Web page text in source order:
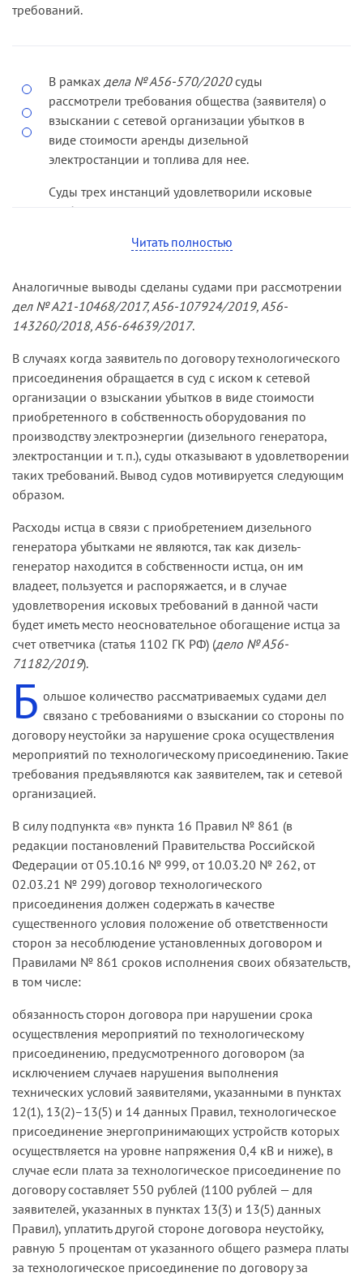
требований.
В рамках дела № А56-570/2020суды
рассмотрели требования общества (заявителя) о
взыскании с сетевой организации убытков в
виде стоимости аренды дизельной
электростанции и топлива для нее.
Суды трех инстанций удовлетворили исковые
требования полностью, так как установили
является основанием для взыскания убытков в
сослались на судебные акты по другим делам, в
рамках которых установлен факт нарушения
сетевой организацией своих обязательств по
доказательствами, обосновывающими размер
убытков, товарные накладные, платежные
поручения, акты сверок, акты о списании
дизельного топлива.
Читать полностью
Аналогичные выводы сделаны судами при рассмотрении
дел № А21-10468/2017, А56-107924/2019, А56-
143260/2018, А56-64639/2017.
В случаях когда заявитель по договору технологического
присоединения обращается в суд с иском к сетевой
организации о взыскании убытков в виде стоимости
приобретенного в собственность оборудования по
производству электроэнергии (дизельного генератора,
электростанции и т. п.), суды отказывают в удовлетворении
таких требований. Вывод судов мотивируется следующим
образом.
Расходы истца в связи с приобретением дизельного
генератора убытками не являются, так как дизель-
генератор находится в собственности истца, он им
владеет, пользуется и распоряжается, и в случае
удовлетворения исковых требований в данной части
будет иметь место неосновательное обогащение истца за
счет ответчика (статья 1102 ГК РФ) (дело № А56-
71182/2019).
Б ольшое количество рассматриваемых судами дел
связано с требованиями о взыскании со стороны по
договору неустойки за нарушение срока осуществления
мероприятий по технологическому присоединению. Такие
требования предъявляются как заявителем, так и сетевой
организацией.
В силу подпункта «в» пункта 16 Правил № 861 (в
редакции постановлений Правительства Российской
Федерации от 05.10.16 № 999, от 10.03.20 № 262, от
02.03.21 № 299) договор технологического
присоединения должен содержать в качестве
существенного условия положение об ответственности
сторон за несоблюдение установленных договором и
Правилами № 861 сроков исполнения своих обязательств,
в том числе:
обязанность сторон договора при нарушении срока
осуществления мероприятий по технологическому
присоединению, предусмотренного договором (за
исключением случаев нарушения выполнения
технических условий заявителями, указанными в пунктах
12(1), 13(2)–13(5) и 14 данных Правил, технологическое
присоединение энергопринимающих устройств которых
осуществляется на уровне напряжения 0,4 кВ и ниже), в
случае если плата за технологическое присоединение по
договору составляет 550 рублей (1100 рублей — для
заявителей, указанных в пунктах 13(3) и 13(5) данных
Правил), уплатить другой стороне договора неустойку,
равную 5 процентам от указанного общего размера платы
за технологическое присоединение по договору за